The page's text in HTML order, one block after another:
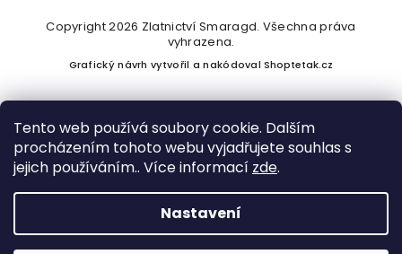
Tento web používá soubory cookie. Dalším
procházením tohoto webu vyjadřujete souhlas s
jejich používáním.. Více informací zde.
Nastavení
Vytvořil Shoptet
Copyright 2026 Zlatnictví Smaragd. Všechna práva
vyhrazena.
Grafický návrh vytvořil a nakódovalShoptetak.cz
Podle zákona o evidenci tržeb je prodávající povinen vystavit
kupujícímu účtenku. Zároveň je povinen zaevidovat přijatou